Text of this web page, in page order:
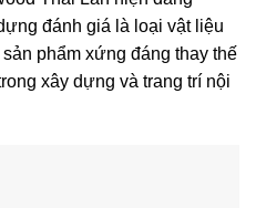
đánh giá là loại vật liệu
phẩm xứng đáng thay thế
xây dựng và trang trí nội